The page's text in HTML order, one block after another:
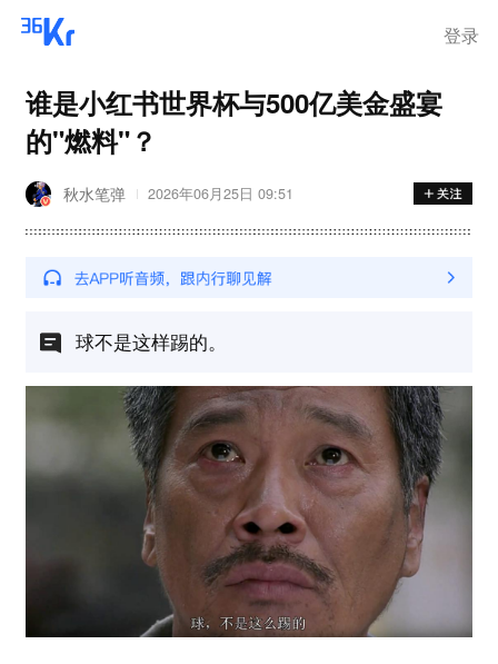
登录
谁是小红书世界杯与500亿美金盛宴
的"燃料"？
秋水笔弹 2026年06月25日 09:51
球不是这样踢的。